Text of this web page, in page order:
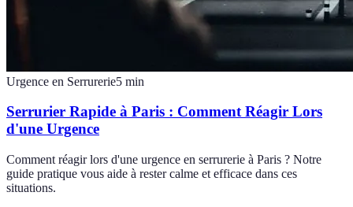
Urgence en Serrurerie5 min
Serrurier Rapide à Paris : Comment Réagir Lors
d'une Urgence
Comment réagir lors d'une urgence en serrurerie à Paris ? Notre
guide pratique vous aide à rester calme et efficace dans ces
situations.